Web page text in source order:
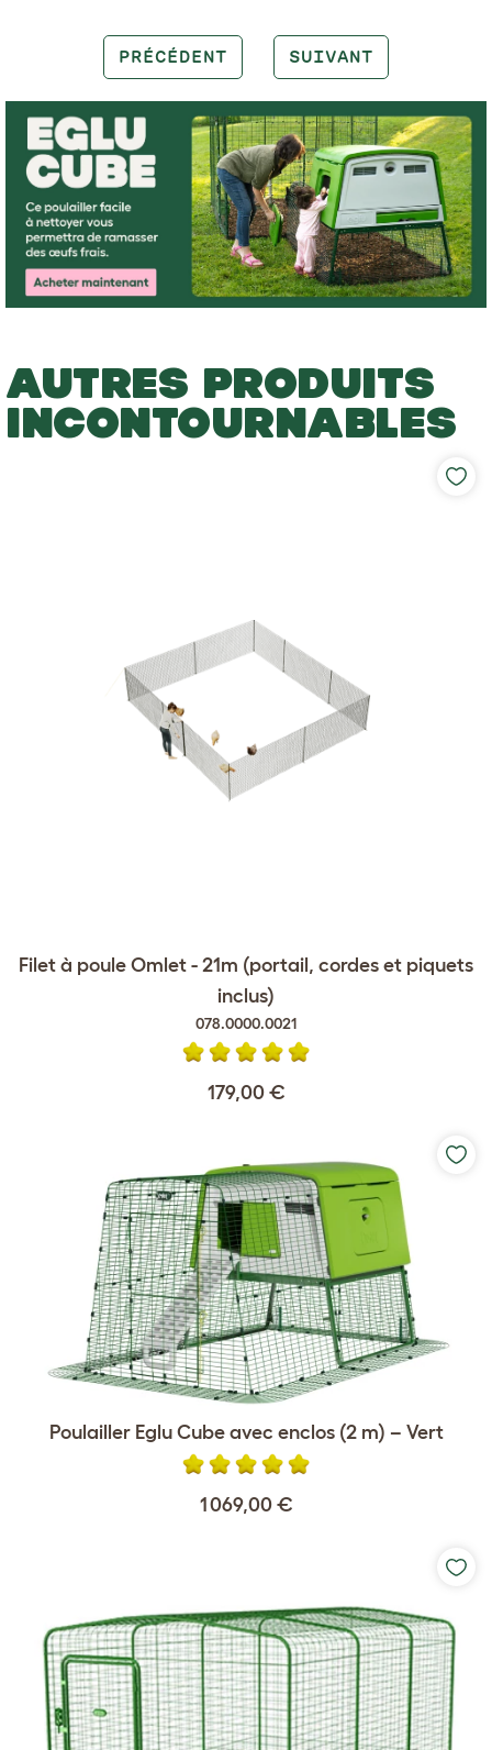
PRÉCÉDENT SUIVANT
AUTRES PRODUITS
INCONTOURNABLES
Filet à poule Omlet - 21m (portail, cordes et piquets
inclus)
078.0000.0021
179,00 €
Poulailler Eglu Cube avec enclos (2 m) – Vert
1 069,00 €